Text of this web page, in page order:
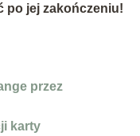
po jej zakończeniu!
przez
karty